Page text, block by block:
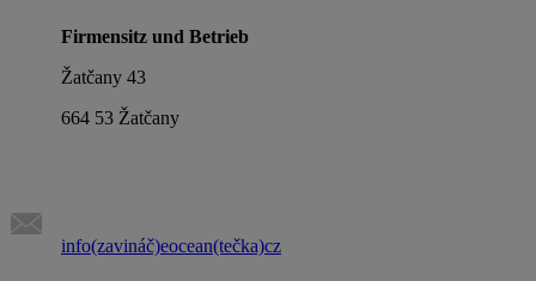
Firmensitz und Betrieb
Žatčany 43
664 53 Žatčany
info(zavináč)eocean(tečka)cz